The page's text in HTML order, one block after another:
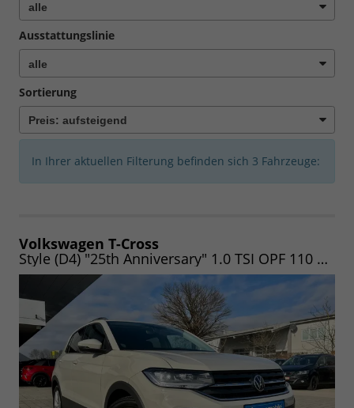
Ausstattungslinie
Sortierung
In Ihrer aktuellen Filterung befinden sich 3 Fahrzeuge:
Volkswagen T-Cross
Style (D4) "25th Anniversary" 1.0 TSI OPF 110 WINTER|ACC|LED|NAV|CLIMA| UVM.